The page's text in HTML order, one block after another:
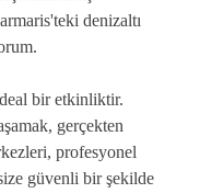
denizaltı
bir etkinliktir.
gerçekten
profesyonel
güvenli bir şekilde